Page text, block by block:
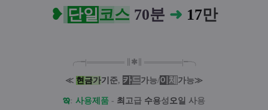
❥ 단일코스 70분 ➜ 17만
╭╼|═══════ ✱ ═══════|╾╮
≪ 현금가기 준, 카드 가능/이 체 가능≫
ఇ: 사용제 품 - 최 고급 수용성오일 사용